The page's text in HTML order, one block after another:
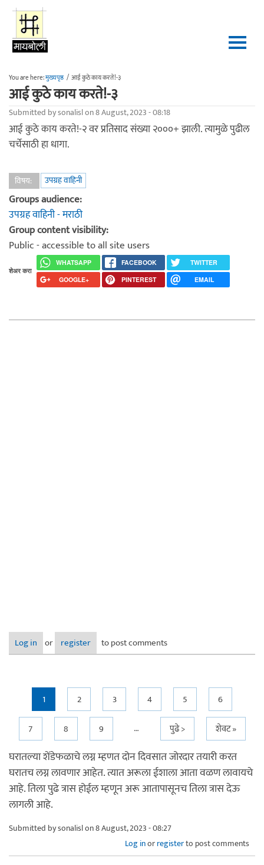
Skip to main content
You are here:मुख्यपृष्ठ / आई कुठे काय करते!-३
आई कुठे काय करते!-३
Submitted bysonalislon 8 August, 2023 - 08:18
आई कुठे काय करते!-२ वर प्रतिसाद संख्या २०००+ झाली. त्यामुळे पुढील
चर्चेसाठी हा धागा.
विषय: उपग्रह वाहिनी
Groups audience:
उपग्रह वाहिनी - मराठी
Group content visibility:
Public - accessible to all site users
शेअर करा
WHATSAPP FACEBOOK
TWITTER
GOOGLE+
PINTEREST EMAIL
Log in or register to post comments
Pages
1 2 3 4 5
6
7
8 9 … पुढे > शेवट »
घरातल्या शेंडेफळाचे लग्न म्हणत दोन दिवसात जोरदार तयारी करत
घरातच लग्न लावणार आहेत. त्यात अरूला ईशाला आता वळण लावायचे
आहे. तिला पुढे त्रास होईल म्हणून अरू आतापासूनच तिला त्रास देऊ
लागली आहे.
Submitted bysonalislon 8 August, 2023 - 08:27
Log inorregisterto post comments